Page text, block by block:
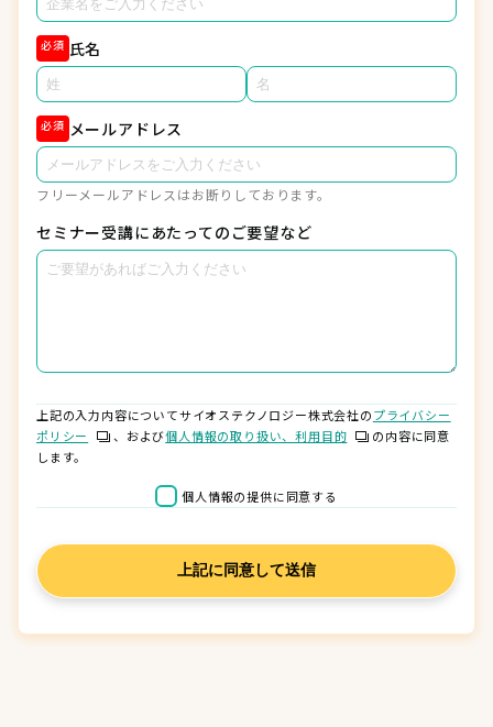
必須 氏名
必須 メールアドレス
フリーメールアドレスはお断りしております。
セミナー受講にあたってのご要望など
上記の入力内容についてサイオステクノロジー株式会社のプライバシー
ポリシー
、および個人情報の取り扱い、利用目的
の内容に同意
します。
個人情報の提供に同意する